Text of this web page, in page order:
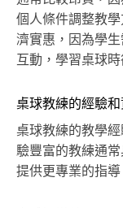
個人條件調整教
濟實惠，因為學
互動，學習桌球
桌球教練的經驗和
桌球教練的教學
驗豐富的教練通
提供更專業的指導